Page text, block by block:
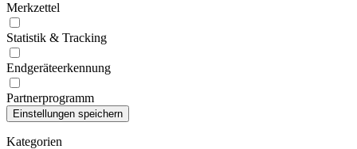
Merkzettel
Statistik & Tracking
Endgeräteerkennung
Partnerprogramm
Kategorien